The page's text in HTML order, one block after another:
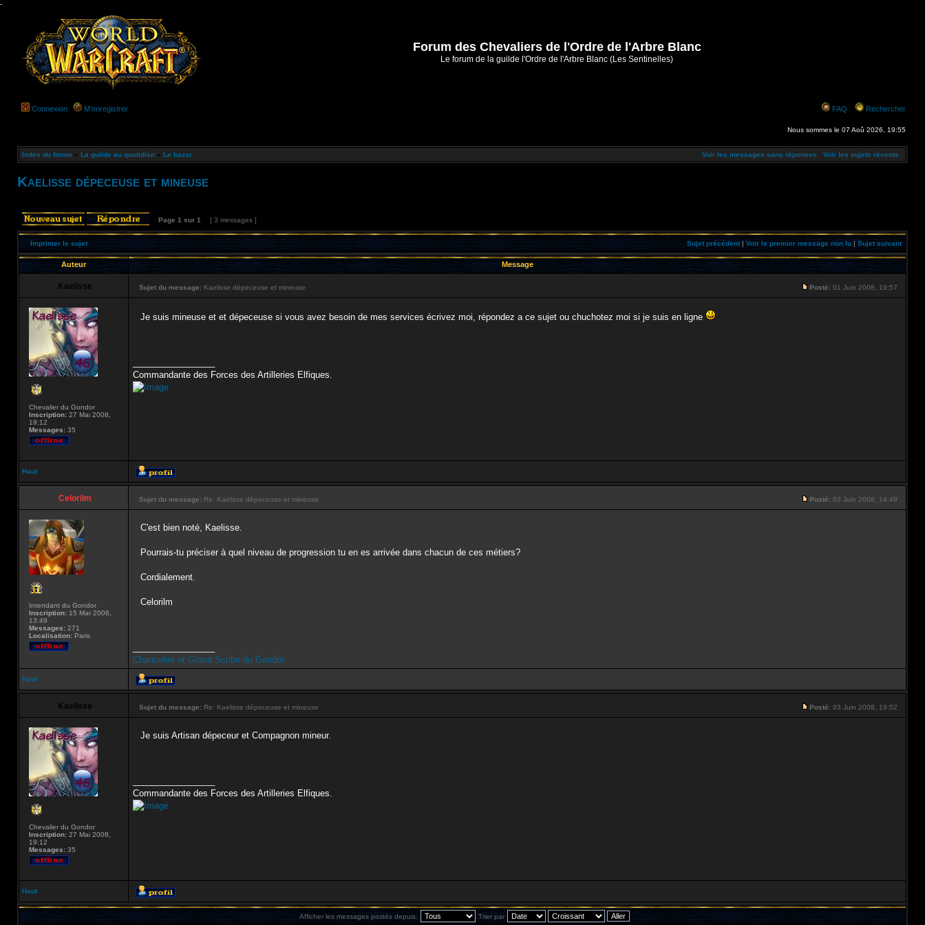
-
Forum des Chevaliers de l'Ordre de l'Arbre Blanc
Le forum de la guilde l'Ordre de l'Arbre Blanc (Les Sentinelles)
Connexion M’enregistrer FAQ Rechercher
Nous sommes le 07 Aoû 2026, 19:55
Index du forum » La guilde au quotidien » Le bazar Voir les messages sans réponses Voir les sujets récents
Kaelisse dépeceuse et mineuse
Page 1 sur 1 [ 3 messages ]
Imprimer le sujet Sujet précédent|Voir le premier message non lu | Sujet suivant
Auteur Message
Kaelisse Sujet du message: Kaelisse dépeceuse et mineuse Posté: 01 Juin 2008, 19:57
Chevalier du Gondor
Inscription: 27 Mai 2008,
19:12
Messages: 35
Je suis mineuse et et dépeceuse si vous avez besoin de mes services écrivez moi, répondez a ce sujet ou chuchotez moi si je suis en ligne
Commandante des Forces des Artilleries Elfiques.
Haut
Celorilm Sujet du message: Re: Kaelisse dépeceuse et mineuse Posté: 03 Juin 2008, 14:49
Intendant du Gondor
Inscription: 15 Mar 2006,
13:49
Messages: 271
Localisation: Paris
C'est bien noté, Kaelisse.
Pourrais-tu préciser à quel niveau de progression tu en es arrivée dans chacun de ces métiers?
Cordialement.
Celorilm
Chancelier et Grand Scribe du Gondor
Haut
Kaelisse Sujet du message: Re: Kaelisse dépeceuse et mineuse Posté: 03 Juin 2008, 19:52
Chevalier du Gondor
Inscription: 27 Mai 2008,
19:12
Messages: 35
Je suis Artisan dépeceur et Compagnon mineur.
Commandante des Forces des Artilleries Elfiques.
Haut
Afficher les messages postés depuis: Trier par